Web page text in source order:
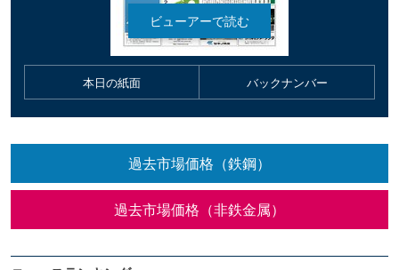
本日の紙面 バックナンバー
過去市場価格（鉄鋼）
過去市場価格（非鉄金属）